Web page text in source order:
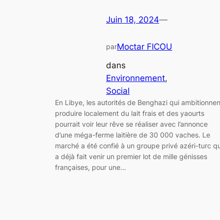
Juin 18, 2024—
parMoctar FICOU
dans
Environnement
Social
En Libye, les autorités de Benghazi qui
produire localement du lait frais et des yaourts
pourrait voir leur rêve se réaliser avec l’annonce
d’une méga-ferme laitière de 30 000 vaches. Le
marché a été confié à un groupe privé azéri-turc
a déjà fait venir un premier lot de mille génisses
françaises, pour une…